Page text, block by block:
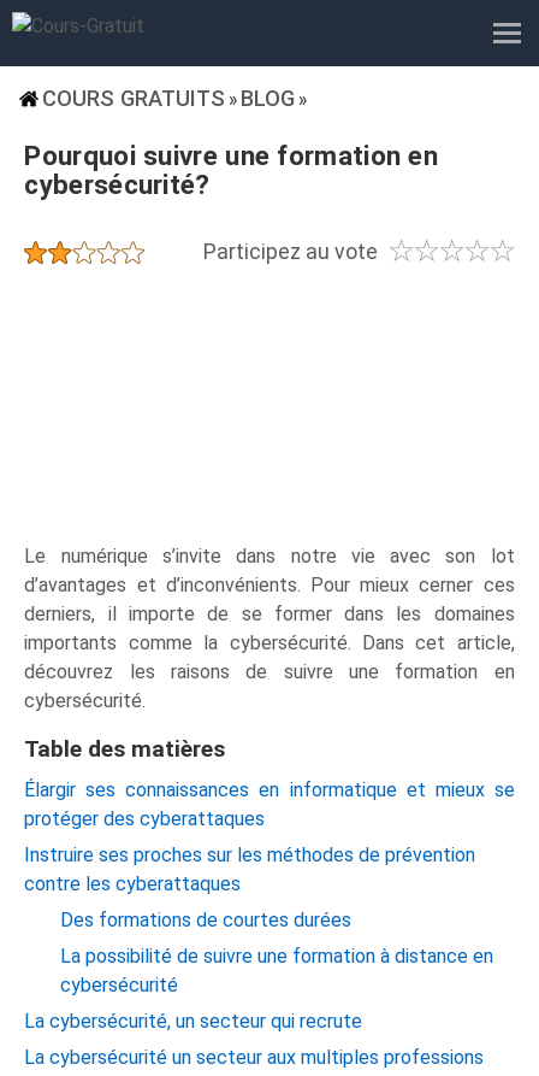
COURS GRATUITS » BLOG »
Pourquoi suivre une formation en
cybersécurité?
Participez au vote ☆☆☆☆☆
★★★★★
Le numérique s’invite dans notre vie avec son lot
d’avantages et d’inconvénients. Pour mieux cerner ces
derniers, il importe de se former dans les domaines
importants comme la cybersécurité. Dans cet article,
découvrez les raisons de suivre une formation en
cybersécurité.
Table des matières
Élargir ses connaissances en informatique et mieux se
protéger des cyberattaques
Instruire ses proches sur les méthodes de prévention
contre les cyberattaques
Des formations de courtes durées
La possibilité de suivre une formation à distance en
cybersécurité
La cybersécurité, un secteur qui recrute
La cybersécurité un secteur aux multiples professions